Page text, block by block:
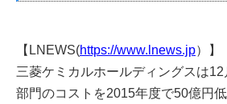
【LNEWS(https://www.lnews.jp）】
三菱ケミカルホールディングスは
部門のコストを2015年度で50億円